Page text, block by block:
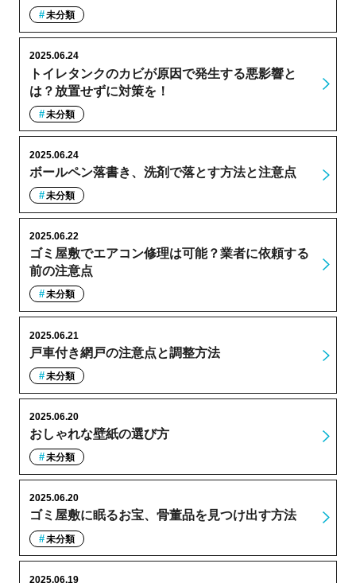
未分類
トイレタンクのカビが原因で発生する悪影響と
は？放置せずに対策を！
2025.06.24
未分類
ボールペン落書き、洗剤で落とす方法と注意点
2025.06.24
未分類
ゴミ屋敷でエアコン修理は可能？業者に依頼する
前の注意点
2025.06.22
未分類
戸車付き網戸の注意点と調整方法
2025.06.21
未分類
おしゃれな壁紙の選び方
2025.06.20
未分類
ゴミ屋敷に眠るお宝、骨董品を見つけ出す方法
2025.06.20
未分類
2025.06.19